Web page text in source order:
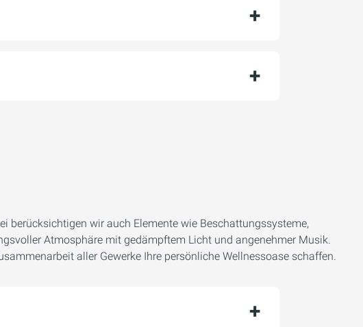
berücksichtigen wir auch Elemente wie Beschattungssysteme,
Atmosphäre mit gedämpftem Licht und angenehmer Musik.
aller Gewerke Ihre persönliche Wellnessoase schaffen.